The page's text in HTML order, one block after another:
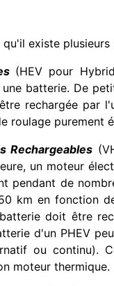
existe
(HEV pour
batterie. De
rechargée par
roulage purement
Rechargeables
un moteur
pendant de
km en fonction
doit être
d'un PHEV
ou continu).
moteur thermique.